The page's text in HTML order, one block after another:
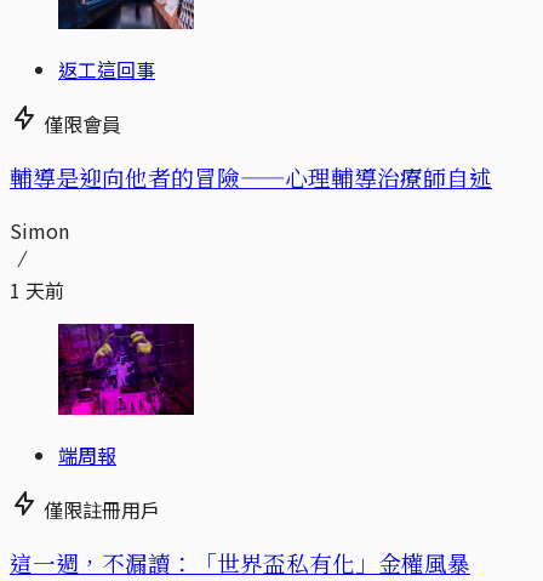
返工這回事
僅限會員
輔導是迎向他者的冒險——心理輔導治療師自述
Simon
1 天前
端周報
僅限註冊用戶
這一週，不漏讀：「世界盃私有化」金權風暴